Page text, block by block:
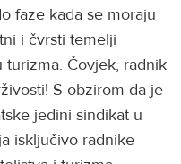
faze kada se moraju
i čvrsti temelji
Čovjek, radnik
S obzirom da je
jedini sindikat u
isključivo radnike